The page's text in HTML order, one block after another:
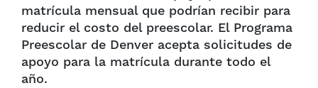
matrícula mensual que podrían recibir para
reducir el costo del preescolar. El Programa
Preescolar de Denver acepta solicitudes de
apoyo para la matrícula durante todo el
año.